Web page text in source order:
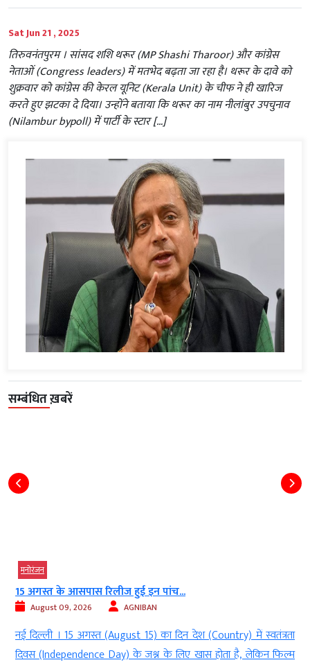
Sat Jun 21 , 2025
तिरुवनंतपुरम । सांसद शशि थरूर (MP Shashi Tharoor) और कांग्रेस
नेताओं (Congress leaders) में मतभेद बढ़ता जा रहा है। थरूर के दावे को
शुक्रवार को कांग्रेस की केरल यूनिट (Kerala Unit) के चीफ ने ही खारिज
करते हुए झटका दे दिया। उन्होंने बताया कि थरूर का नाम नीलांबुर उपचुनाव
(Nilambur bypoll) में पार्टी के स्टार […]
सम्बंधित ख़बरें
मनोरंजन
यश के ‘टॉक्सिक’ लुक ने मचाई सनसनी, रणबीर...
August 09, 2026 AGNIBAN
नई दिल्ली । यश(Yash’s) की बहुप्रतीक्षित फिल्म(anticipated film) टॉक्सिक
(Toxic)का ट्रेलर सामने आने के बाद से ही फिल्म को लेकर दर्शकों के बीच